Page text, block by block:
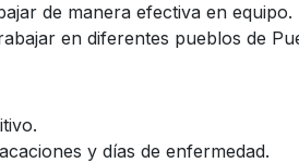
de manera efectiva en equipo.
en diferentes pueblos de
y días de enfermedad.